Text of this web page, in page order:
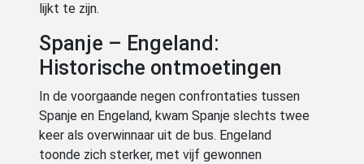
lijkt te zijn.
Spanje – Engeland:
Historische ontmoetingen
In de voorgaande negen confrontaties tussen
Spanje en Engeland, kwam Spanje slechts twee
keer als overwinnaar uit de bus. Engeland
toonde zich sterker, met vijf gewonnen